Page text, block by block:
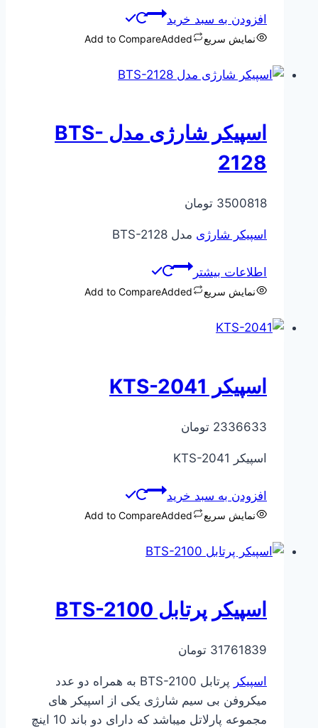
افزودن به سبد خرید
نمایش سریع Add to CompareAdded
اسپیکر شارژی مدل BTS-
2128
3500818 تومان
اسپیکر شارژی مدل BTS-2128
اطلاعات بیشتر
نمایش سریع Add to CompareAdded
اسپیکر KTS-2041
2336633 تومان
اسپیکر KTS-2041
افزودن به سبد خرید
نمایش سریع Add to CompareAdded
اسپیکر پرتابل BTS-2100
31761839 تومان
اسپیکر
پرتابل BTS-2100 به همراه دو عدد
میکروفن بی سیم شارژی یکی از اسپیکر های
مجموعه پارلاتل میباشد که دارای دو باند 10 اینچ